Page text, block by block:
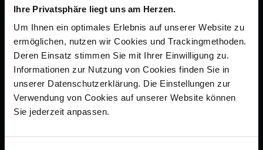
Ihre Privatsphäre liegt uns am Herzen.
Um Ihnen ein optimales Erlebnis auf unserer Website zu
ermöglichen, nutzen wir Cookies und Trackingmethoden.
Deren Einsatz stimmen Sie mit Ihrer Einwilligung zu.
Informationen zur Nutzung von Cookies finden Sie in
unserer Datenschutzerklärung. Die Einstellungen zur
Verwendung von Cookies auf unserer Website können
Sie jederzeit anpassen.